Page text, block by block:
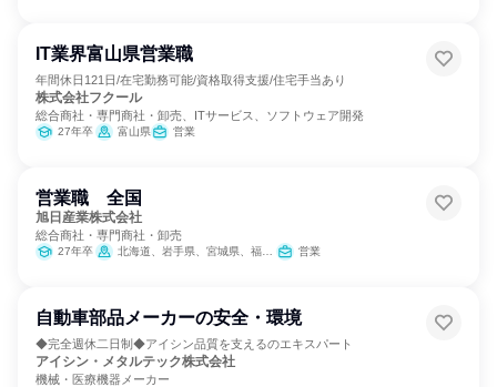
IT業界富山県営業職
年間休日121日/在宅勤務可能/資格取得支援/住宅手当あり
株式会社フクール
総合商社・専門商社・卸売、ITサービス、ソフトウェア開発
27年卒 富山県 営業
営業職 全国
旭日産業株式会社
総合商社・専門商社・卸売
27年卒 北海道、岩手県、宮城県、福島県、栃木県、埼玉県、東京都、神奈川県、新潟県、富山県、静岡県、愛知県、大阪府、岡山県、広島県、山口県、香川県、福岡県、鹿児島県 営業
自動車部品メーカーの安全・環境
◆完全週休二日制◆アイシン品質を支えるのエキスパート
アイシン・メタルテック株式会社
機械・医療機器メーカー